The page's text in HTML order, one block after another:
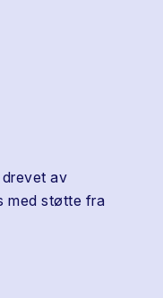
av
med støtte fra